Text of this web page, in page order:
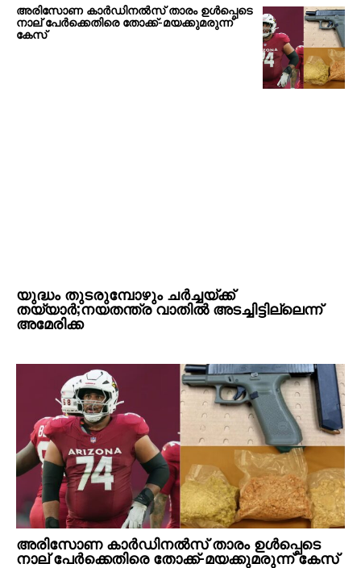
അരിസോണ കാർഡിനൽസ് താരം ഉൾപ്പെടെ
നാല് പേർക്കെതിരെ തോക്ക്-മയക്കുമരുന്ന്
കേസ്
യുദ്ധം തുടരുമ്പോഴും ചർച്ചയ്ക്ക്
തയ്യാർ;നയതന്ത്ര വാതിൽ അടച്ചിട്ടില്ലെന്ന്
അമേരിക്ക
അരിസോണ കാർഡിനൽസ് താരം ഉൾപ്പെടെ
നാല് പേർക്കെതിരെ തോക്ക്-മയക്കുമരുന്ന് കേസ്